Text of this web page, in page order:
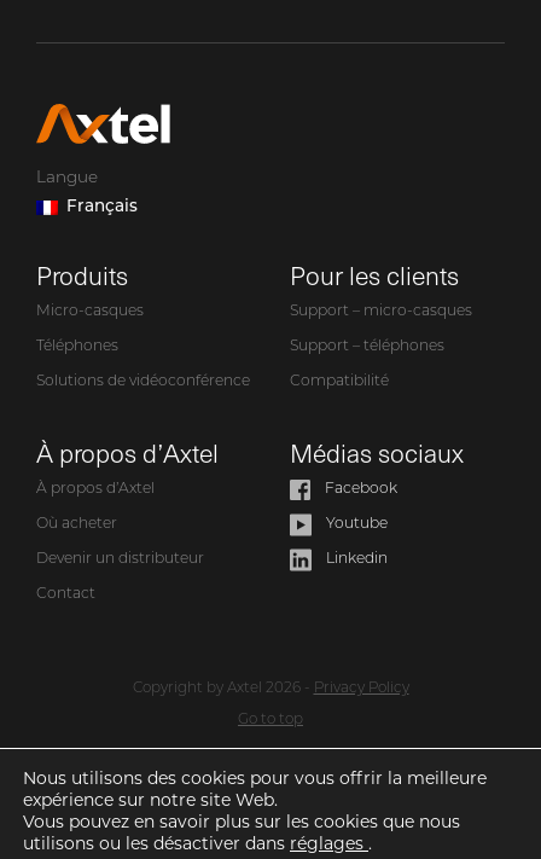
Langue
Français
Produits
Micro-casques
Téléphones
Solutions de vidéoconférence
Pour les clients
Support – micro-casques
Support – téléphones
Compatibilité
À propos d’Axtel
À propos d’Axtel
Où acheter
Devenir un distributeur
Contact
Médias sociaux
Facebook
Youtube
Linkedin
Copyright by Axtel 2026 - Privacy Policy
Go to top
Produit ajouté à la liste de souhaits
Nous utilisons des cookies pour vous offrir la meilleure
expérience sur notre site Web.
Vous pouvez en savoir plus sur les cookies que nous
utilisons ou les désactiver dans réglages .